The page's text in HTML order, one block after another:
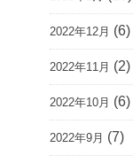
2022年12月 (6)
2022年11月 (2)
2022年10月 (6)
2022年9月 (7)